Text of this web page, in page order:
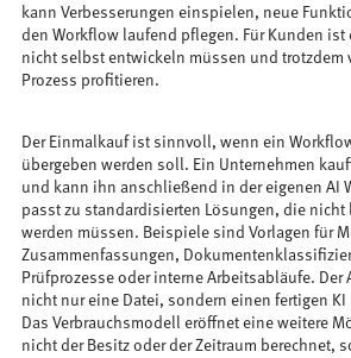
kann Verbesserungen einspielen, neue
den Workflow laufend pflegen. Für Kunden ist
nicht selbst entwickeln müssen und trotzdem
Prozess profitieren.
Der Einmalkauf ist sinnvoll, wenn ein
übergeben werden soll. Ein Unternehmen
und kann ihn anschließend in der eigenen AI
passt zu standardisierten Lösungen, die nicht
werden müssen. Beispiele sind Vorlagen für
Zusammenfassungen,
Prüfprozesse oder interne Arbeitsabläufe. Der
nicht nur eine Datei, sondern einen fertigen KI
Das Verbrauchsmodell eröffnet eine weitere
nicht der Besitz oder der Zeitraum berechnet,